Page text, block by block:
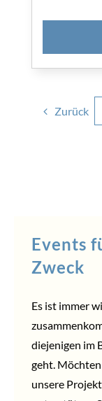
Zurück
Events
Zweck
Es ist immer
diejenigen im
geht.
unsere